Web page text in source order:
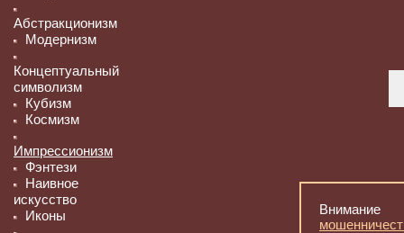
Абстракционизм
Модернизм
Концептуальный
символизм
Кубизм
Космизм
Импрессионизм
Фэнтези
Наивное
искусство
Иконы